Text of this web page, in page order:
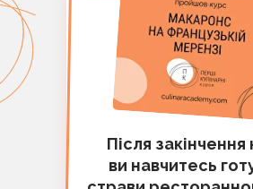
Після закінчення
ви навчитесь